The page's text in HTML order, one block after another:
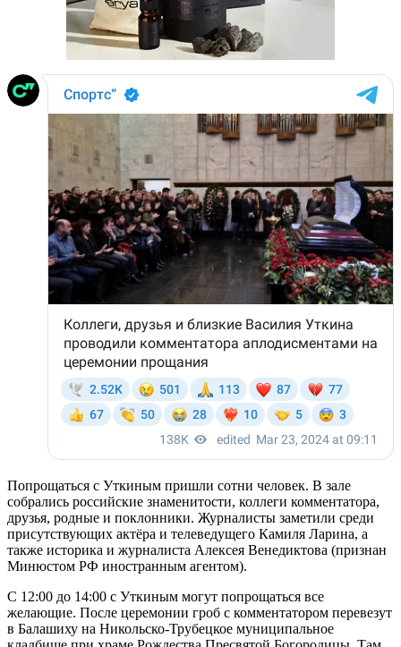
Попрощаться с Уткиным пришли сотни человек. В зале
собрались российские знаменитости, коллеги комментатора,
друзья, родные и поклонники. Журналисты заметили среди
присутствующих актёра и телеведущего Камиля Ларина, а
также историка и журналиста Алексея Венедиктова (признан
Минюстом РФ иностранным агентом).
С 12:00 до 14:00 с Уткиным могут попрощаться все
желающие. После церемонии гроб с комментатором перевезут
в Балашиху на Никольско-Трубецкое муниципальное